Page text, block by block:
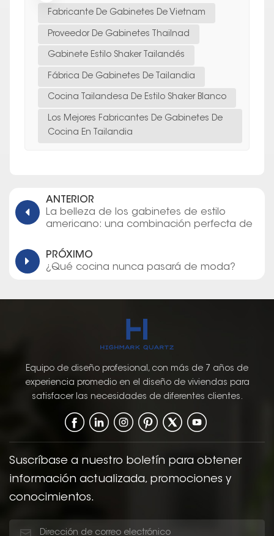
Fabricante De Gabinetes De Vietnam
Proveedor De Gabinetes Thailnad
Gabinete Estilo Shaker Tailandés
Fábrica De Gabinetes De Tailandia
Cocina Tailandesa De Estilo Shaker Blanco
Los Mejores Fabricantes De Gabinetes De
Cocina En Tailandia
ANTERIOR
La belleza de los gabinetes de estilo
americano: una combinación perfecta de
PRÓXIMO
¿Qué cocina nunca pasará de moda?
Equipo de diseño profesional, con más de 7 años de
experiencia promedio en el diseño de viviendas para
satisfacer las necesidades de diferentes clientes.
Suscríbase a nuestro boletín para obtener
información actualizada, promociones y
conocimientos.